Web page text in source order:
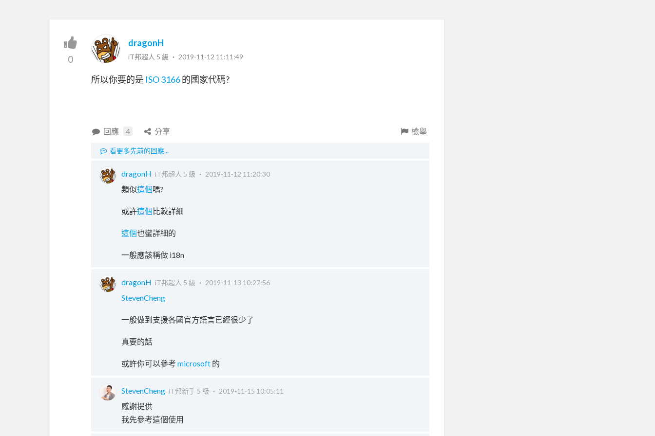
0
dragonH
iT邦超人 5 級 ‧ 2019-11-12 11:11:49
所以你要的是 ISO 3166的國家代碼?
回應 4 分享 檢舉
看更多先前的回應...
dragonH iT邦超人 5 級 ‧ 2019-11-12 11:20:30
類似這個嗎?
或許這個 比較詳細
這個也蠻詳細的
一般應該稱做 i18n
dragonH iT邦超人 5 級 ‧ 2019-11-13 10:27:56
StevenCheng
一般做到支援各國官方語言已經很少了
真要的話
或許你可以參考 microsoft 的
StevenCheng iT邦新手 5 級 ‧ 2019-11-15 10:05:11
感謝提供
我先參考這個使用